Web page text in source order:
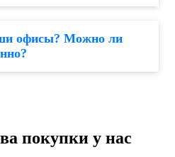
офисы? Можно ли
покупки у нас